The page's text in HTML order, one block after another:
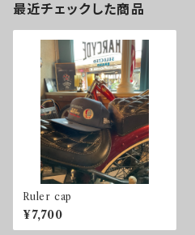
最近チェックした商品
Ruler cap
¥7,700